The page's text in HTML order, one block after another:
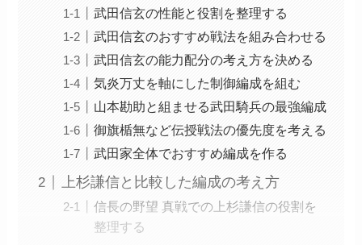
武田信玄の性能と役割を整理する
武田信玄のおすすめ戦法を組み合わせる
武田信玄の能力配分の考え方を決める
気炎万丈を軸にした制御編成を組む
山本勘助と組ませる武田騎兵の最強編成
御旗楯無など伝授戦法の優先度を考える
武田家全体でおすすめ編成を作る
上杉謙信と比較した編成の考え方
信長の野望 真戦での上杉謙信の役割を
整理する